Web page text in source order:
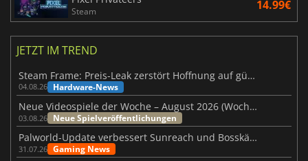
Steam 14.99€
JETZT IM TREND
Steam Frame: Preis-Leak zerstört Hoffnung auf günstiges VR-Headset
04.08.26 Hardware-News
Neue Videospiele der Woche – August 2026 (Woche 32)
03.08.26 Neue Spielveröffentlichungen
Palworld-Update verbessert Sunreach und Bosskämpfe deutlich
31.07.26 Gaming News